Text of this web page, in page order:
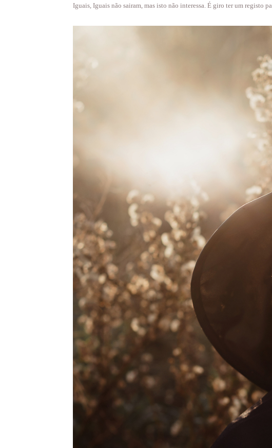
Iguais, Iguais não sairam, mas isto não interessa. É giro ter um registo